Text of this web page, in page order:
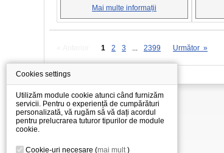
Mai multe informații
1 2 3 2399 Următor »
Informaţii
Totul despre cumpărături
Cookies settings
Utilizăm module cookie atunci când furnizăm
servicii. Pentru o experiență de cumpărături
personalizată, vă rugăm să vă dați acordul
pentru prelucrarea tuturor tipurilor de module
cookie.
Cookie-uri necesare (mai mult)